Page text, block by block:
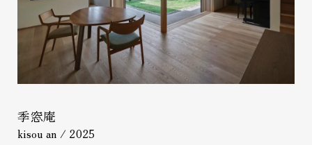
季窓庵
kisou an / 2025